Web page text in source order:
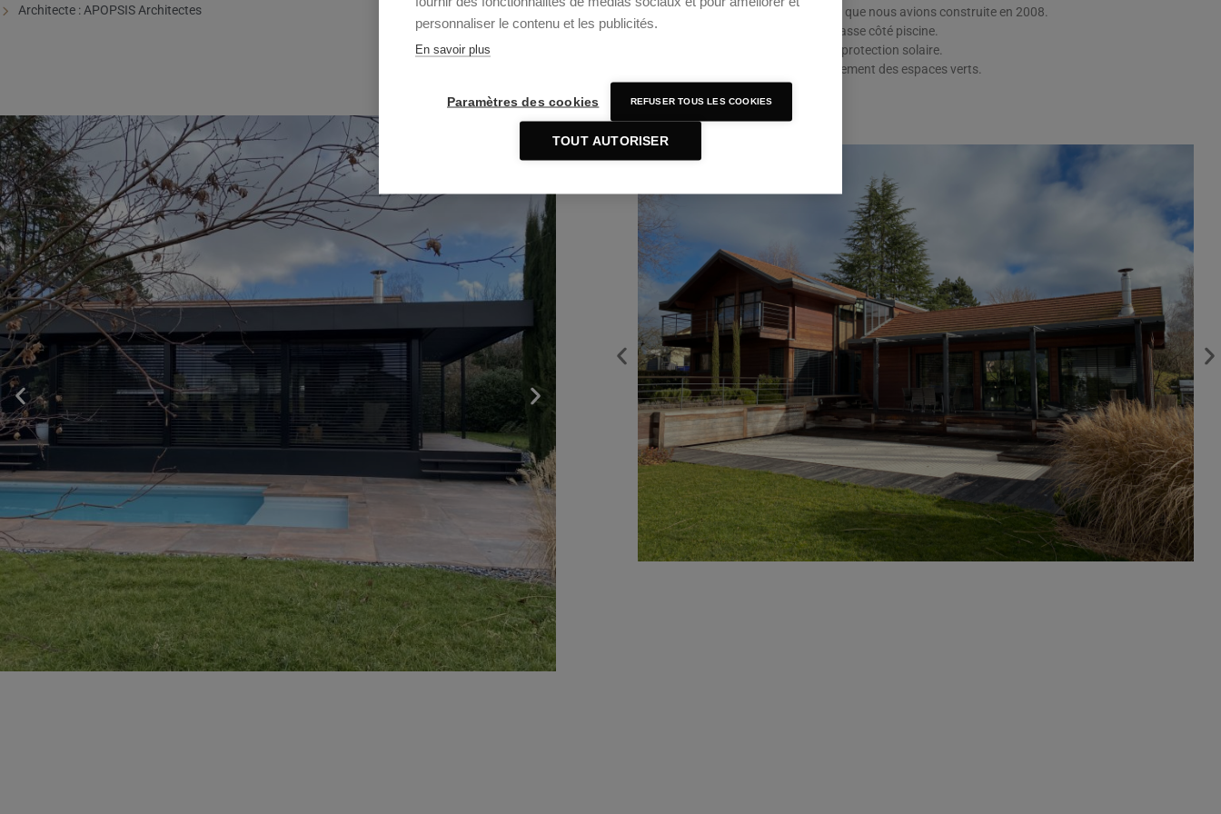
personnaliser le contenu et les publicités.
En savoir plus
Paramètres des cookies REFUSER TOUS LES COOKIES
TOUT AUTORISER
Architecte : APOPSIS Architectes
Rénovation et extension d’une maison que nous avions construite en 2008.
Extension de l’espace de vie sur la terrasse côté piscine.
Création de Pergola en façade Sud en protection solaire.
Modification des terrasses et aménagement des espaces verts.